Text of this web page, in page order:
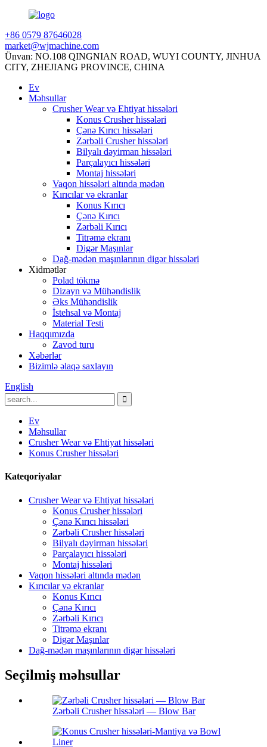
+86 0579 87646028
market@wjmachine.com
Ünvan: NO.108 QINGNIAN ROAD, WUYI COUNTY, JINHUA
CITY, ZHEJIANG PROVINCE, CHINA
Ev
Məhsullar
Crusher Wear və Ehtiyat hissələri
Konus Crusher hissələri
Çənə Kırıcı hissələri
Zərbəli Crusher hissələri
Bilyalı dəyirman hissələri
Parçalayıcı hissələri
Montaj hissələri
Vaqon hissələri altında mədən
Kırıcılar və ekranlar
Konus Kırıcı
Çənə Kırıcı
Zərbəli Kırıcı
Titrəmə ekranı
Digər Maşınlar
Dağ-mədən maşınlarının digər hissələri
Xidmətlər
Polad tökmə
Dizayn və Mühəndislik
Əks Mühəndislik
İstehsal və Montaj
Material Testi
Haqqımızda
Zavod turu
Xəbərlər
Bizimlə əlaqə saxlayın
English
Ev
Məhsullar
Crusher Wear və Ehtiyat hissələri
Konus Crusher hissələri
Kateqoriyalar
Crusher Wear və Ehtiyat hissələri
Konus Crusher hissələri
Çənə Kırıcı hissələri
Zərbəli Crusher hissələri
Bilyalı dəyirman hissələri
Parçalayıcı hissələri
Montaj hissələri
Vaqon hissələri altında mədən
Kırıcılar və ekranlar
Konus Kırıcı
Çənə Kırıcı
Zərbəli Kırıcı
Titrəmə ekranı
Digər Maşınlar
Dağ-mədən maşınlarının digər hissələri
Seçilmiş məhsullar
Zərbəli Crusher hissələri — Blow Bar